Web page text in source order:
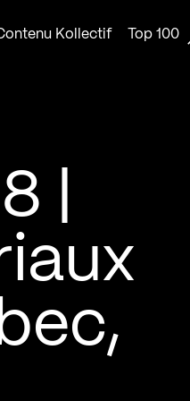
Kollectif Top 100
|